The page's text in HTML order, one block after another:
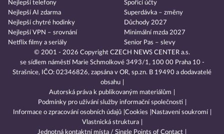
Nejlepší telefony
Nejlepší AI zdarma
Nejlepší chytré hodinky
Nejlepší VPN – srovnání
Netflix filmy a seriály
Spořicí účty
Superdávka – změny
Důchody 2027
Minimální mzda 2027
Senior Pas – slevy
© 2001 - 2026 Copyright CZECH NEWS CENTER a.s.
se sídlem náměstí Marie Schmolkové 3493/1, 100 00 Praha 10 -
Strašnice, IČO: 02346826, zapsána v OR, sp.zn. B 19490 a dodavatelé
obsahu
Autorská práva k publikovaným materiálům
Podmínky pro užívání služby informační společnosti
Informace o zpracování osobních údajů Cookies
Nastavení soukromí
Vlastnická struktura
Jednotná kontaktní místa / Single Points of Contact